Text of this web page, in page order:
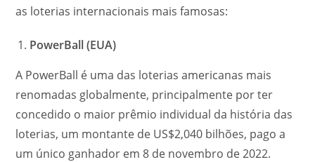
as loterias internacionais mais famosas:
PowerBall (EUA)
A PowerBall é uma das loterias americanas mais
renomadas globalmente, principalmente por ter
concedido o maior prêmio individual da história das
loterias, um montante de US$2,040 bilhões, pago a
um único ganhador em 8 de novembro de 2022.